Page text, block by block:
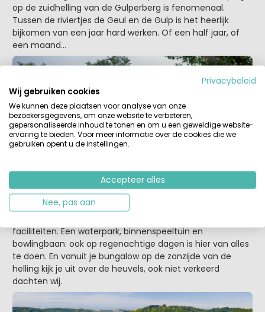
op de zuidhelling van de Gulperberg is fenomenaal.
Tussen de riviertjes de Geul en de Gulp is het heerlijk
bijkomen van een jaar hard werken. Of een half jaar, of
een maand…
Vakantiepark Schin op Geul
Dit kleine bungalowpark met drie sterren combineert het
faciliteiten. Een waterpark, binnenspeeltuin en
bowlingbaan: ook op regenachtige dagen is hier van alles
te doen. En vanuit je bungalow op de zonzijde van de
helling kijk je uit over de heuvels, ook niet verkeerd
dachten wij.
Privacybeleid
Wij gebruiken cookies
We kunnen deze plaatsen voor analyse van onze
bezoekersgegevens, om onze website te verbeteren,
gepersonaliseerde inhoud te tonen en om u een geweldige website-
ervaring te bieden. Voor meer informatie over de cookies die we
gebruiken opent u de instellingen.
Accepteer alles
Nee, pas aan